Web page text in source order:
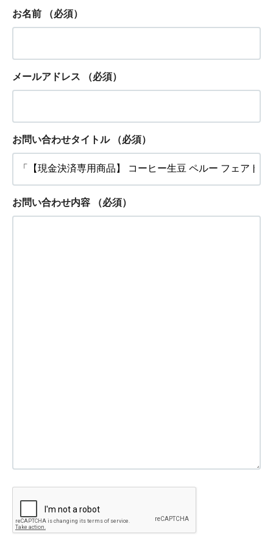
お名前 （必須）
メールアドレス （必須）
お問い合わせタイトル （必須）
お問い合わせ内容 （必須）